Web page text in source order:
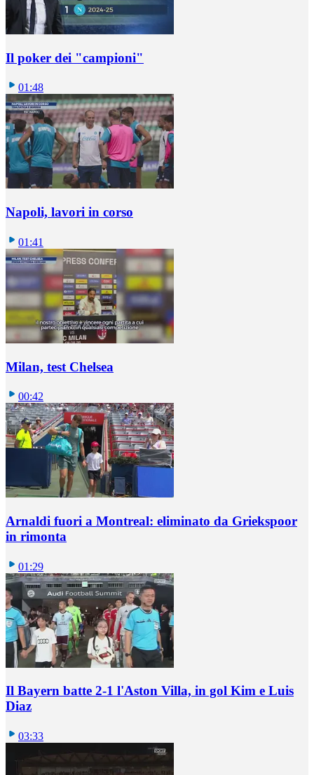
Il poker dei "campioni"
01:48
Napoli, lavori in corso
01:41
Milan, test Chelsea
00:42
Arnaldi fuori a Montreal: eliminato da Griekspoor
in rimonta
01:29
Il Bayern batte 2-1 l'Aston Villa, in gol Kim e Luis
Diaz
03:33